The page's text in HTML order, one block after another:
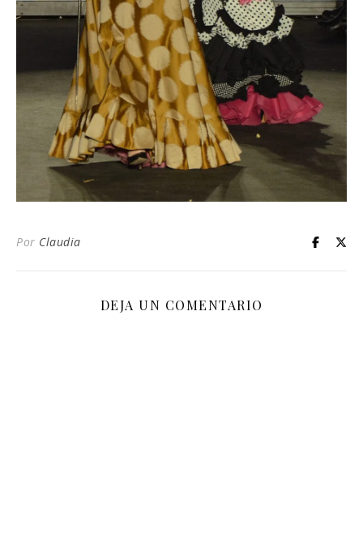
Por Claudia
DEJA UN COMENTARIO